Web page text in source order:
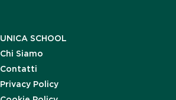
UNICA SCHOOL
Chi Siamo
Contatti
Privacy Policy